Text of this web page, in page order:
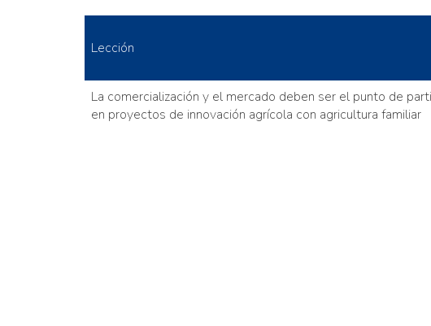
Lección
La comercialización y el mercado deben ser el punto de
en proyectos de innovación agrícola con agricultura familiar